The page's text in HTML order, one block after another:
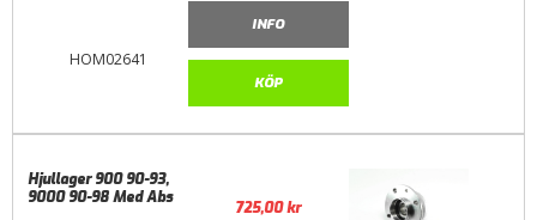
HOM02641
INFO
KÖP
Hjullager 900 90-93,
9000 90-98 Med Abs
725,00kr